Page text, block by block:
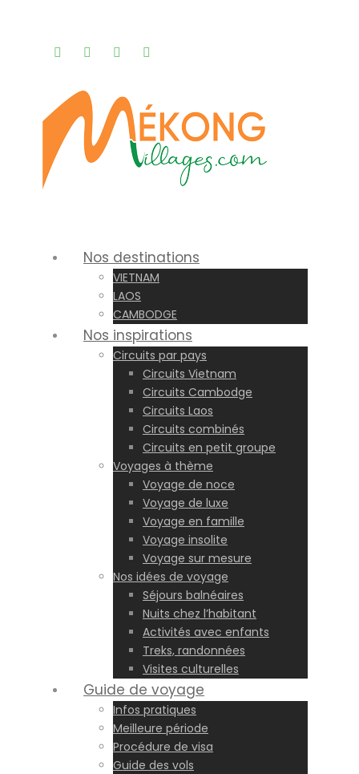
Nos destinations
VIETNAM
LAOS
CAMBODGE
Nos inspirations
Circuits par pays
Circuits Vietnam
Circuits Cambodge
Circuits Laos
Circuits combinés
Circuits en petit groupe
Voyages à thème
Voyage de noce
Voyage de luxe
Voyage en famille
Voyage insolite
Voyage sur mesure
Nos idées de voyage
Séjours balnéaires
Nuits chez l’habitant
Activités avec enfants
Treks, randonnées
Visites culturelles
Guide de voyage
Infos pratiques
Meilleure période
Procédure de visa
Guide des vols